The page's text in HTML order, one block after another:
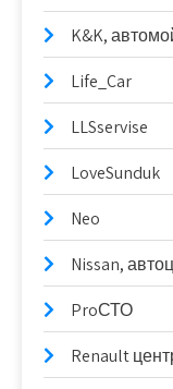
K&K,
Life_Car
LLSservise
LoveSunduk
Neo
Nissan,
ProСТО
Renault